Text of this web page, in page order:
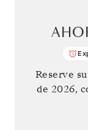
Reserve
de 2026,